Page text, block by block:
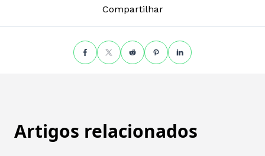
Compartilhar
Artigos relacionados